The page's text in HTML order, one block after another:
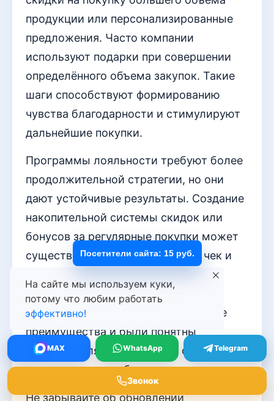
продукции или персонализированные
предложения. Часто компании
используют подарки при совершении
определённого объема закупок. Такие
шаги способствуют формированию
чувства благодарности и стимулируют
дальнейшие покупки.
Программы лояльности требуют более
продолжительной стратегии, но они
дают устойчивые результаты. Создание
накопительной системы скидок или
бонусов за регулярные покупки может
существенно повысить средний чек и
превратить разовых покупателей в
постоянных. Важно, чтобы такие
программы предоставляли видимые
преимущества и были понятны
пользователям, поощряя их обращаться
именно к вашему бренду.
Не забывайте об обновлении
На сайте мы используем куки,
потому что любим работать
эффективно!
MAX WhatsApp Telegram
Звонок
Посетители сайта: 15 руб.